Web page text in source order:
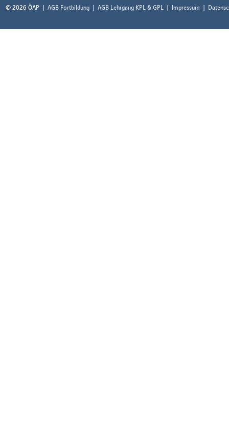
© 2026 ÖAP AGB Fortbildung AGB Lehrgang KPL & GPL Impressum